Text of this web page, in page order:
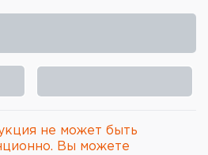
не может быть
Вы можете